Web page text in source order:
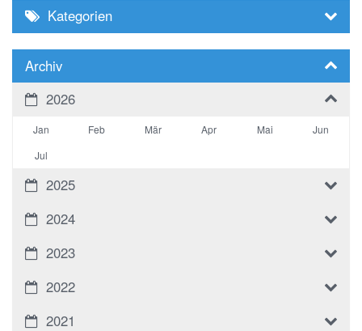
Kategorien
Archiv
2026
Jan Feb Mär Apr Mai
Jun
Jul
2025
2024
2023
2022
2021